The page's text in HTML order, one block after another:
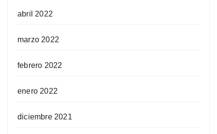
abril 2022
marzo 2022
febrero 2022
enero 2022
diciembre 2021